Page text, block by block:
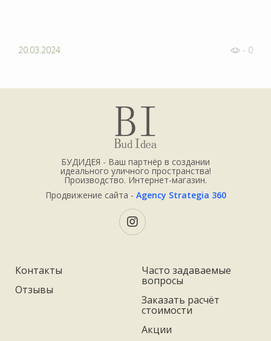
20.03.2024 - 0
БУДИДЕЯ - Ваш партнёр в создании
идеального уличного пространства!
Производство. Интернет-магазин.
Продвижение сайта - Agency Strategia 360
Контакты
Отзывы
Часто задаваемые
вопросы
Заказать расчёт
стоимости
Акции